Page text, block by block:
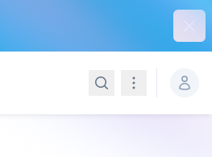
SearchNavigation